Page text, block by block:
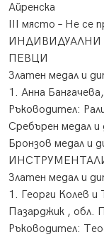
Айренска
ІІІ място – Не се
ИНДИВИДУАЛНИ
ПЕВЦИ
Златен медал и
1. Анна
Ръководител:
Сребърен медал
Бронзов медал и
Златен медал и
1. Георги Колев
Пазарджик , обл.
Ръководител: